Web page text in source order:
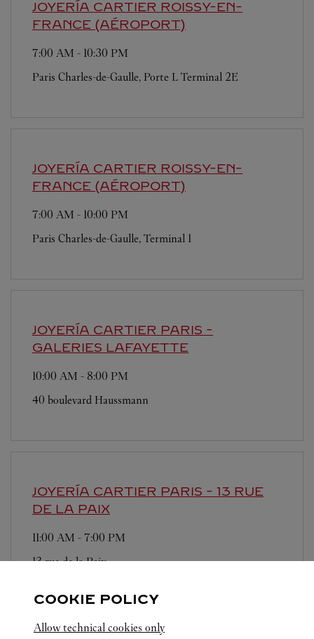
JOYERÍA CARTIER ROISSY-EN-
FRANCE (AÉROPORT)
7:00 AM - 10:30 PM
Paris Charles-de-Gaulle, Porte L Terminal 2E
JOYERÍA CARTIER ROISSY-EN-
FRANCE (AÉROPORT)
7:00 AM - 10:00 PM
Paris Charles-de-Gaulle, Terminal 1
JOYERÍA CARTIER PARIS -
GALERIES LAFAYETTE
10:00 AM - 8:00 PM
40 boulevard Haussmann
JOYERÍA CARTIER PARIS - 13 RUE
DE LA PAIX
11:00 AM - 7:00 PM
13 rue de la Paix
COOKIE POLICY
Allow technical cookies only